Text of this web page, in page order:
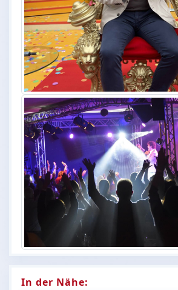
In der Nähe: